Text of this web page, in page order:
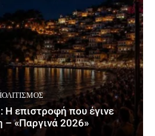
επιστροφή που έγινε
– «Παργινά 2026»